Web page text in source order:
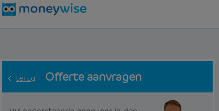
terug Offerte aanvragen